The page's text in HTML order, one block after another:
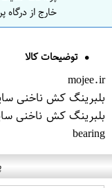
خارج از
توضیحات کالا
mojee.ir
بلبرینگ کش ناخنی
bearing